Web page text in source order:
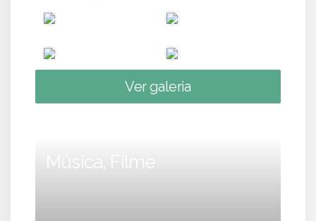
Ver galeria
Música, Filme